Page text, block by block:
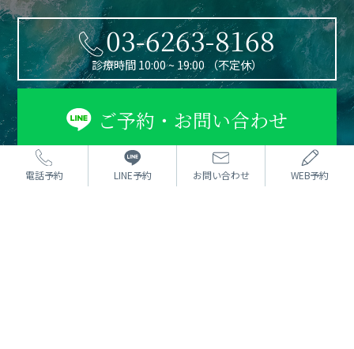
電話予約 LINE予約 お問い合わせ WEB予約
03-6263-8168
診療時間 10:00 ~ 19:00 （不定休）
ご予約・お問い合わせ
お電話またはWEBフォームより